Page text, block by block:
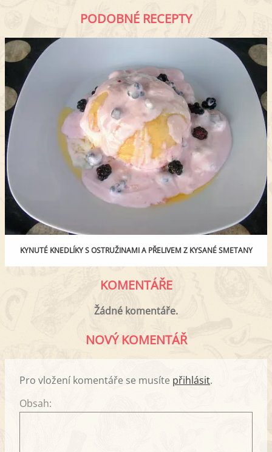
PODOBNÉ RECEPTY
KYNUTÉ KNEDLÍKY S OSTRUŽINAMI A PŘELIVEM Z KYSANÉ SMETANY
KOMENTÁŘE
Žádné komentáře.
NOVÝ KOMENTÁŘ
Pro vložení komentáře se musíte přihlásit.
Obsah: